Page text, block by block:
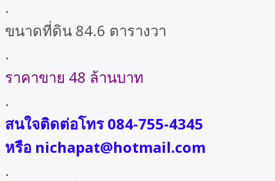
.
ขนาดที่ดิน 84.6 ตารางวา
.
ราคาขาย 48 ล้านบาท
.
สนใจติดต่อโทร 084-755-4345
หรือ nichapat@hotmail.com
.